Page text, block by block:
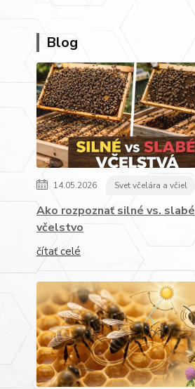
Blog
14.05.2026 Svet včelára a včiel
Ako rozpoznať silné vs. slabé
včelstvo
čítať celé